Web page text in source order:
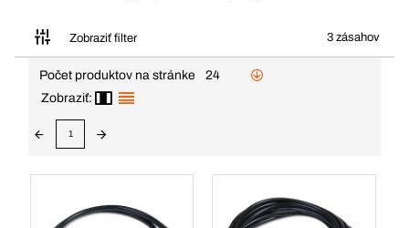
Zobraziť filter 3 zásahov
Počet produktov na stránke
24
Zobraziť:
1